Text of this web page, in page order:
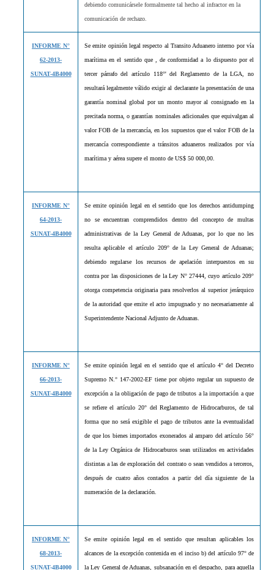
debiendo comunicársele formalmente tal hecho al infractor en la
comunicación de rechazo.
INFORME N°
62-2013-
SUNAT-4B4000
Se emite opinión legal respecto al Transito Aduanero interno por vía
marítima en el sentido que , de conformidad a lo dispuesto por el
tercer párrafo del artículo 118°' del Reglamento de la LGA, no
resultará legalmente válido exigir al declarante la presentación de una
garantía nominal global por un monto mayor al consignado en la
precitada norma, o garantías nominales adicionales que equivalgan al
valor FOB de la mercancía, en los supuestos que el valor FOB de la
mercancía correspondiente a tránsitos aduaneros realizados por vía
marítima y aérea supere el monto de US$ 50 000,00.
INFORME N°
64-2013-
SUNAT-4B4000
Se emite opinión legal en el sentido que losderechos antidumping
no se encuentran comprendidos dentro del concepto de multas
administrativas de la Ley General de Aduanas, por lo que no les
resulta aplicable el artículo 209° de la Ley General de Aduanas;
debiendo regularse los recursos de apelación interpuestos en su
contra por las disposiciones de la Ley N° 27444, cuyo artículo 209°
otorga competencia originaria para resolverlos al superior jerárquico
de la autoridad que emite el acto impugnado y no necesariamente al
Superintendente Nacional Adjunto de Aduanas.
INFORME N°
66-2013-
SUNAT-4B4000
Se emite opinión legal en el sentido que el artículo 4° del Decreto
Supremo N.° 147-2002-EF tiene por objeto regular un supuesto de
excepción a la obligación de pago de tributos a la importación a que
se refiere el artículo 20° del Reglamento de Hidrocarburos, de tal
forma que no será exigible el pago de tributos ante la eventualidad
de que los bienes importados exonerados al amparo del artículo 56°
de la Ley Orgánica de Hidrocarburos sean utilizados en actividades
distintas a las de exploración del contrato o sean vendidos a terceros,
después de cuatro años contados a partir del día siguiente de la
numeración de la declaración.
INFORME N°
68-2013-
SUNAT-4B4000
Se emite opinión legal en el sentido que resultan aplicables los
alcances de la excepción contenida en el inciso b) del artículo 97° de
la Ley General de Aduanas, subsanación en el despacho, para aquella